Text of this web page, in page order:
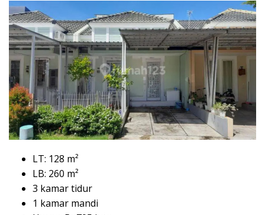
LT: 128 m²
LB: 260 m²
3 kamar tidur
1 kamar mandi